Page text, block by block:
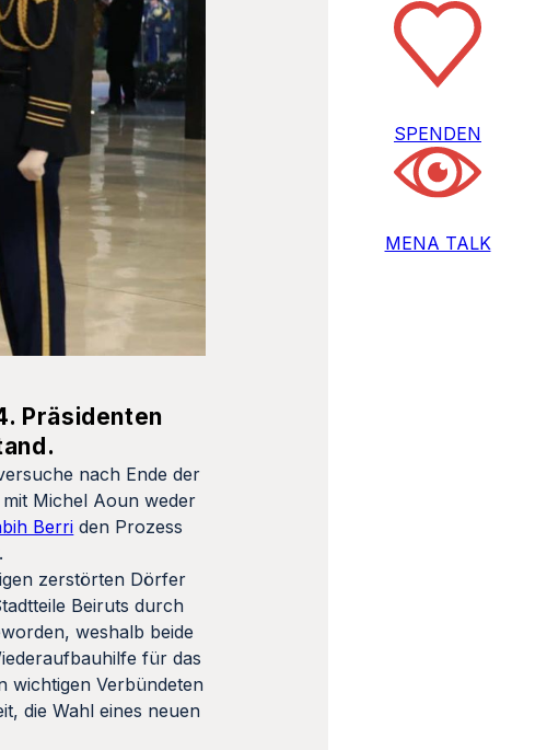
Präsidenten
nach Ende der
Michel Aoun weder
Berri den Prozess
zerstörten Dörfer
Beiruts durch
weshalb beide
für das
wichtigen Verbündeten
die Wahl eines neuen
SPENDEN
MENA TALK